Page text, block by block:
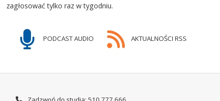
zagłosować tylko raz w tygodniu.
PODCAST AUDIO AKTUALNOŚCI RSS